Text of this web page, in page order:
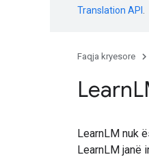
Translation API
Faqja kryesore
Learn
LearnLM nuk
LearnLM janë